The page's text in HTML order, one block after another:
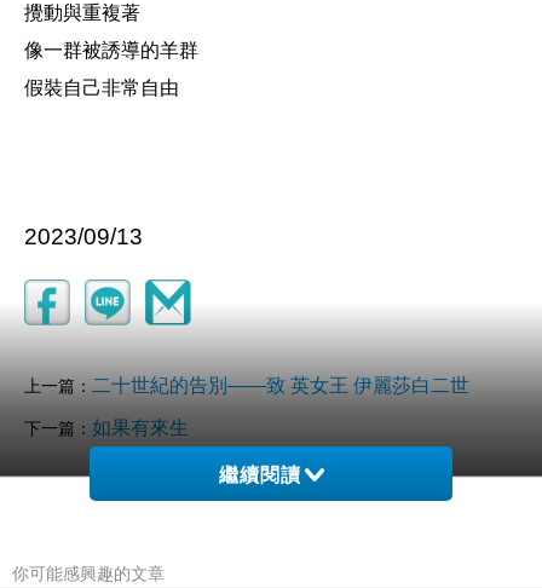
攪動與重複著
像一群被誘導的羊群
假裝自己非常自由
2023/09/13
上一篇： 二十世紀的告別——致 英女王 伊麗莎白二世
下一篇： 如果有來生
繼續閱讀
你可能感興趣的文章